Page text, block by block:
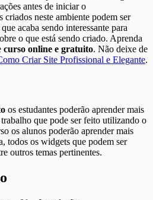
antes de iniciar o
neste ambiente podem ser
acaba sendo interessante para
o que está sendo criado. Aprenda
curso online e gratuito. Não deixe de
Criar Site Profissional e Elegante.
os estudantes poderão aprender mais
que pode ser feito utilizando o
os alunos poderão aprender mais
todos os widgets que podem ser
outros temas pertinentes.